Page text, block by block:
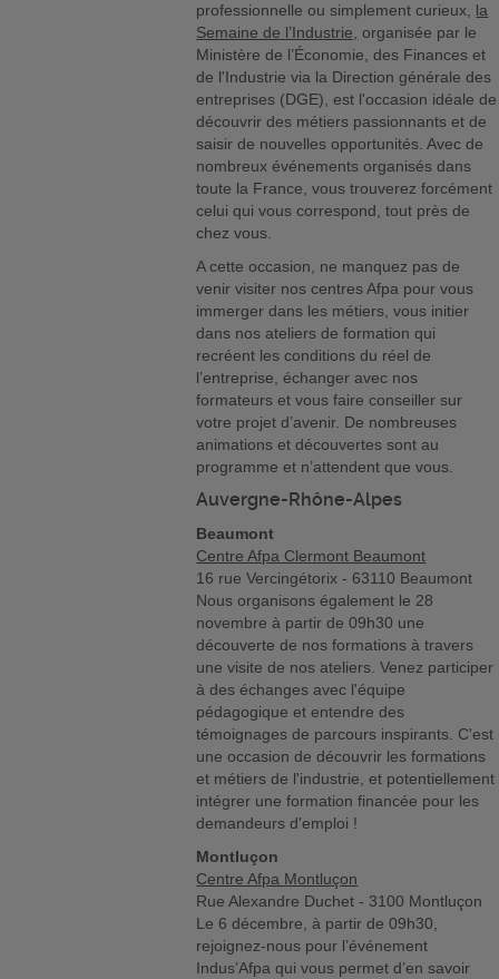
professionnelle ou simplement curieux, la
Semaine de l’Industrie, organisée par le
Ministère de l’Économie, des Finances et
de l'Industrie via la Direction générale des
entreprises (DGE), est l'occasion idéale de
découvrir des métiers passionnants et de
saisir de nouvelles opportunités. Avec de
nombreux événements organisés dans
toute la France, vous trouverez forcément
celui qui vous correspond, tout près de
chez vous.
A cette occasion, ne manquez pas de
venir visiter nos centres Afpa pour vous
immerger dans les métiers, vous initier
dans nos ateliers de formation qui
recréent les conditions du réel de
l’entreprise, échanger avec nos
formateurs et vous faire conseiller sur
votre projet d’avenir. De nombreuses
animations et découvertes sont au
programme et n’attendent que vous.
Auvergne-Rhône-Alpes
Beaumont
Centre Afpa Clermont Beaumont
16 rue Vercingétorix - 63110 Beaumont
Nous organisons également le 28
novembre à partir de 09h30 une
découverte de nos formations à travers
une visite de nos ateliers. Venez participer
à des échanges avec l'équipe
pédagogique et entendre des
témoignages de parcours inspirants. C'est
une occasion de découvrir les formations
et métiers de l'industrie, et potentiellement
intégrer une formation financée pour les
demandeurs d'emploi !
Montluçon
Centre Afpa Montluçon
Rue Alexandre Duchet - 3100 Montluçon
Le 6 décembre, à partir de 09h30,
rejoignez-nous pour l’événement
Indus’Afpa qui vous permet d’en savoir